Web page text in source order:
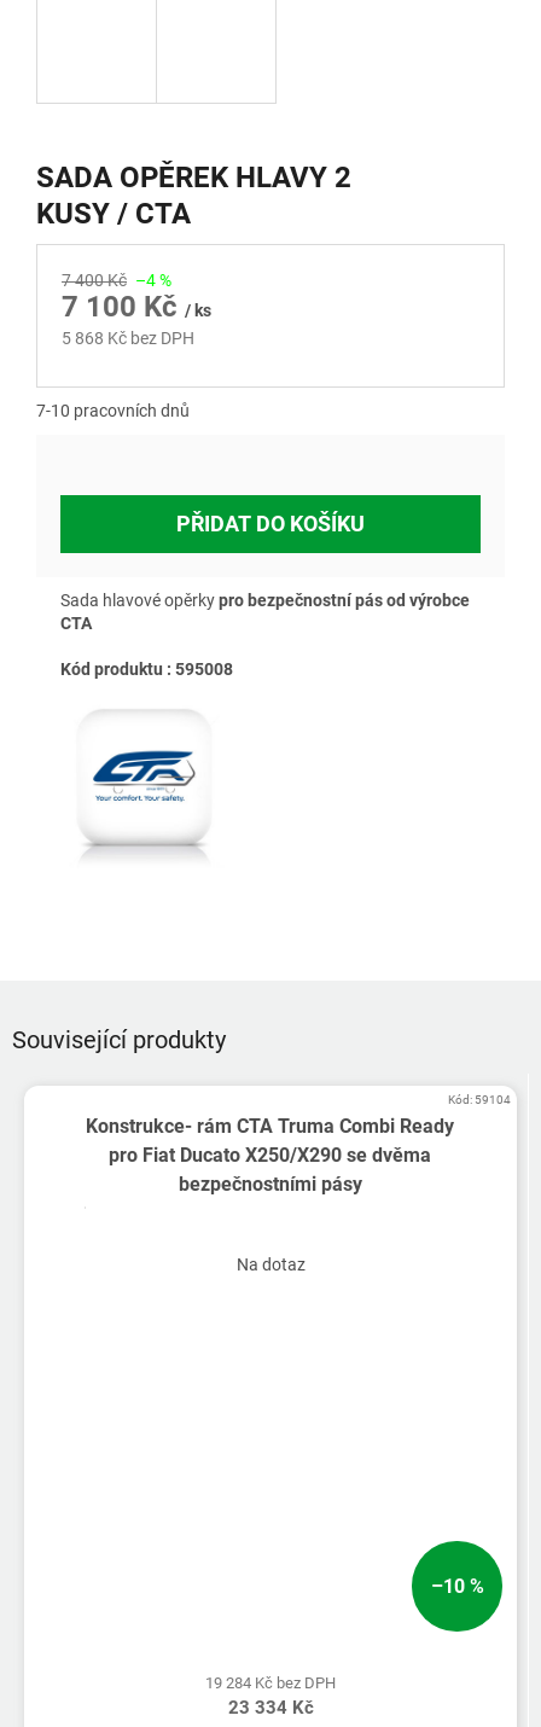
SADA OPĚREK HLAVY 2
KUSY / CTA
7 400 Kč –4 %
7 100 Kč / ks
5 868 Kč bez DPH
7-10 pracovních dnů
PŘIDAT DO KOŠÍKU
Sada hlavové opěrkypro bezpečnostní pás od výrobce
CTA
Kód produktu : 595008
Související produkty
Konstrukce- rám CTA Truma Combi Ready
pro Fiat Ducato X250/X290 se dvěma
bezpečnostními pásy
Na dotaz
–10 %
19 284 Kč bez DPH
23 334 Kč
Kód: 59104